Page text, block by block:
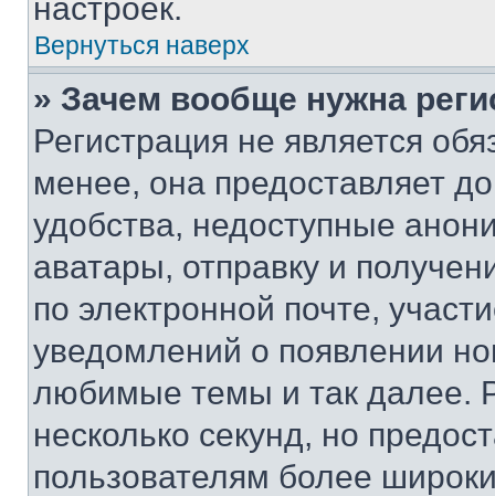
настроек.
Вернуться наверх
» Зачем вообще нужна
Регистрация не является
менее, она предоставляет
удобства, недоступные
аватары, отправку и
по электронной почте,
уведомлений о появлении
любимые темы и так далее.
несколько секунд, но
пользователям более